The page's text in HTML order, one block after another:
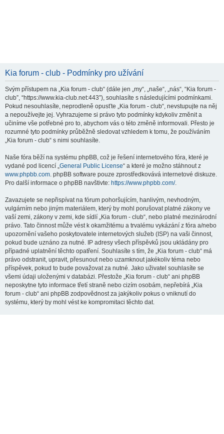
Kia forum - club - Podmínky pro užívání
Svým přístupem na „Kia forum - club“ (dále jen „my“, „naše“, „nás“, “Kia forum -
club”, “https://www.kia-club.net:443”), souhlasíte s následujícími podmínkami.
Pokud nesouhlasíte, neprodleně opusťte „Kia forum - club“, nevstupujte na něj
a nepoužívejte jej. Vyhrazujeme si právo tyto podmínky kdykoliv změnit a
učiníme vše potřebné pro to, abychom vás o této změně informovali. Přesto je
rozumné tyto podmínky průběžně sledovat vzhledem k tomu, že používáním
„Kia forum - club“ s nimi souhlasíte.
Naše fóra běží na systému phpBB, což je řešení internetového fóra, které je
vydané pod licencí „General Public License“ a které je možno stáhnout z
www.phpbb.com. phpBB software pouze zprostředkovává internetové diskuze.
Pro další informace o phpBB navštivte: https://www.phpbb.com/.
Zavazujete se nepřispívat na fórum pohoršujícím, hanlivým, nevhodným,
vulgárním nebo jiným materiálem, který by mohl porušovat platné zákony ve
vaší zemi, zákony v zemi, kde sídlí „Kia forum - club“, nebo platné mezinárodní
právo. Tato činnost může vést k okamžitému a trvalému vykázání z fóra a/nebo
upozornění vašeho poskytovatele internetových služeb (ISP) na vaši činnost,
pokud bude uznáno za nutné. IP adresy všech příspěvků jsou ukládány pro
případné uplatnění těchto opatření. Souhlasíte s tím, že „Kia forum - club“ má
právo odstranit, upravit, přesunout nebo uzamknout jakékoliv téma nebo
příspěvek, pokud to bude považovat za nutné. Jako uživatel souhlasíte se
všemi údaji uloženými v databázi. Přestože „Kia forum - club“ ani phpBB
neposkytne tyto informace třetí straně nebo cizím osobám, nepřebírá „Kia
forum - club“ ani phpBB zodpovědnost za jakýkoliv pokus o vniknutí do
systému, který by mohl vést ke kompromitaci těchto dat.